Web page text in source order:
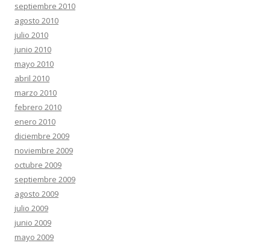
septiembre 2010
agosto 2010
julio 2010
junio 2010
mayo 2010
abril 2010
marzo 2010
febrero 2010
enero 2010
diciembre 2009
noviembre 2009
octubre 2009
septiembre 2009
agosto 2009
julio 2009
junio 2009
mayo 2009